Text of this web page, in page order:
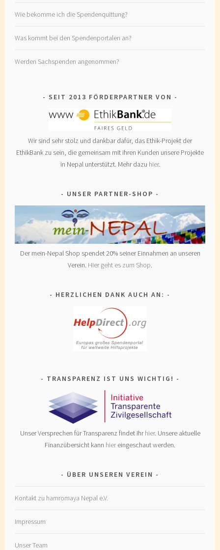
Wie bekomme ich die Spendenquittung?
Was kommt bei den Spendenportalen an?
Werden Sachspenden angenommen?
SEIT 2013 FÖRDERPARTNER VON
Wir sind sehr stolz und dankbar dafür, das Ethik-Projekt der
EthikBank zu sein, die gemeinsam mit ihren Kunden unsere Projekte
in Nepal unterstützt. Mehr dazu hier.
UNSER PARTNER-SHOP
Der mein-Nepal Shop spendet 20% seiner Einnahmen an unseren
Verein. Hier geht es zum Shop.
HERZLICHEN DANK AUCH AN:
TRANSPARENZ IST UNS WICHTIG!
Unser Versprechen für Transparenz findet Ihrhier. Unsere aktuelle
Finanzübersicht kann hiereingeschaut werden.
ÜBER UNSEREN VEREIN
Kontakt zu hamromaya Nepal e.V.
Impressum
Unser Team